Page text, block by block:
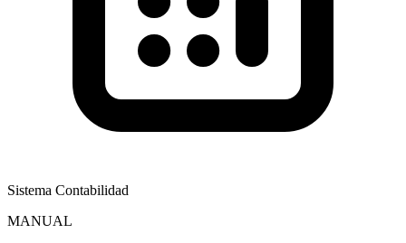
Sistema Contabilidad
MANUAL